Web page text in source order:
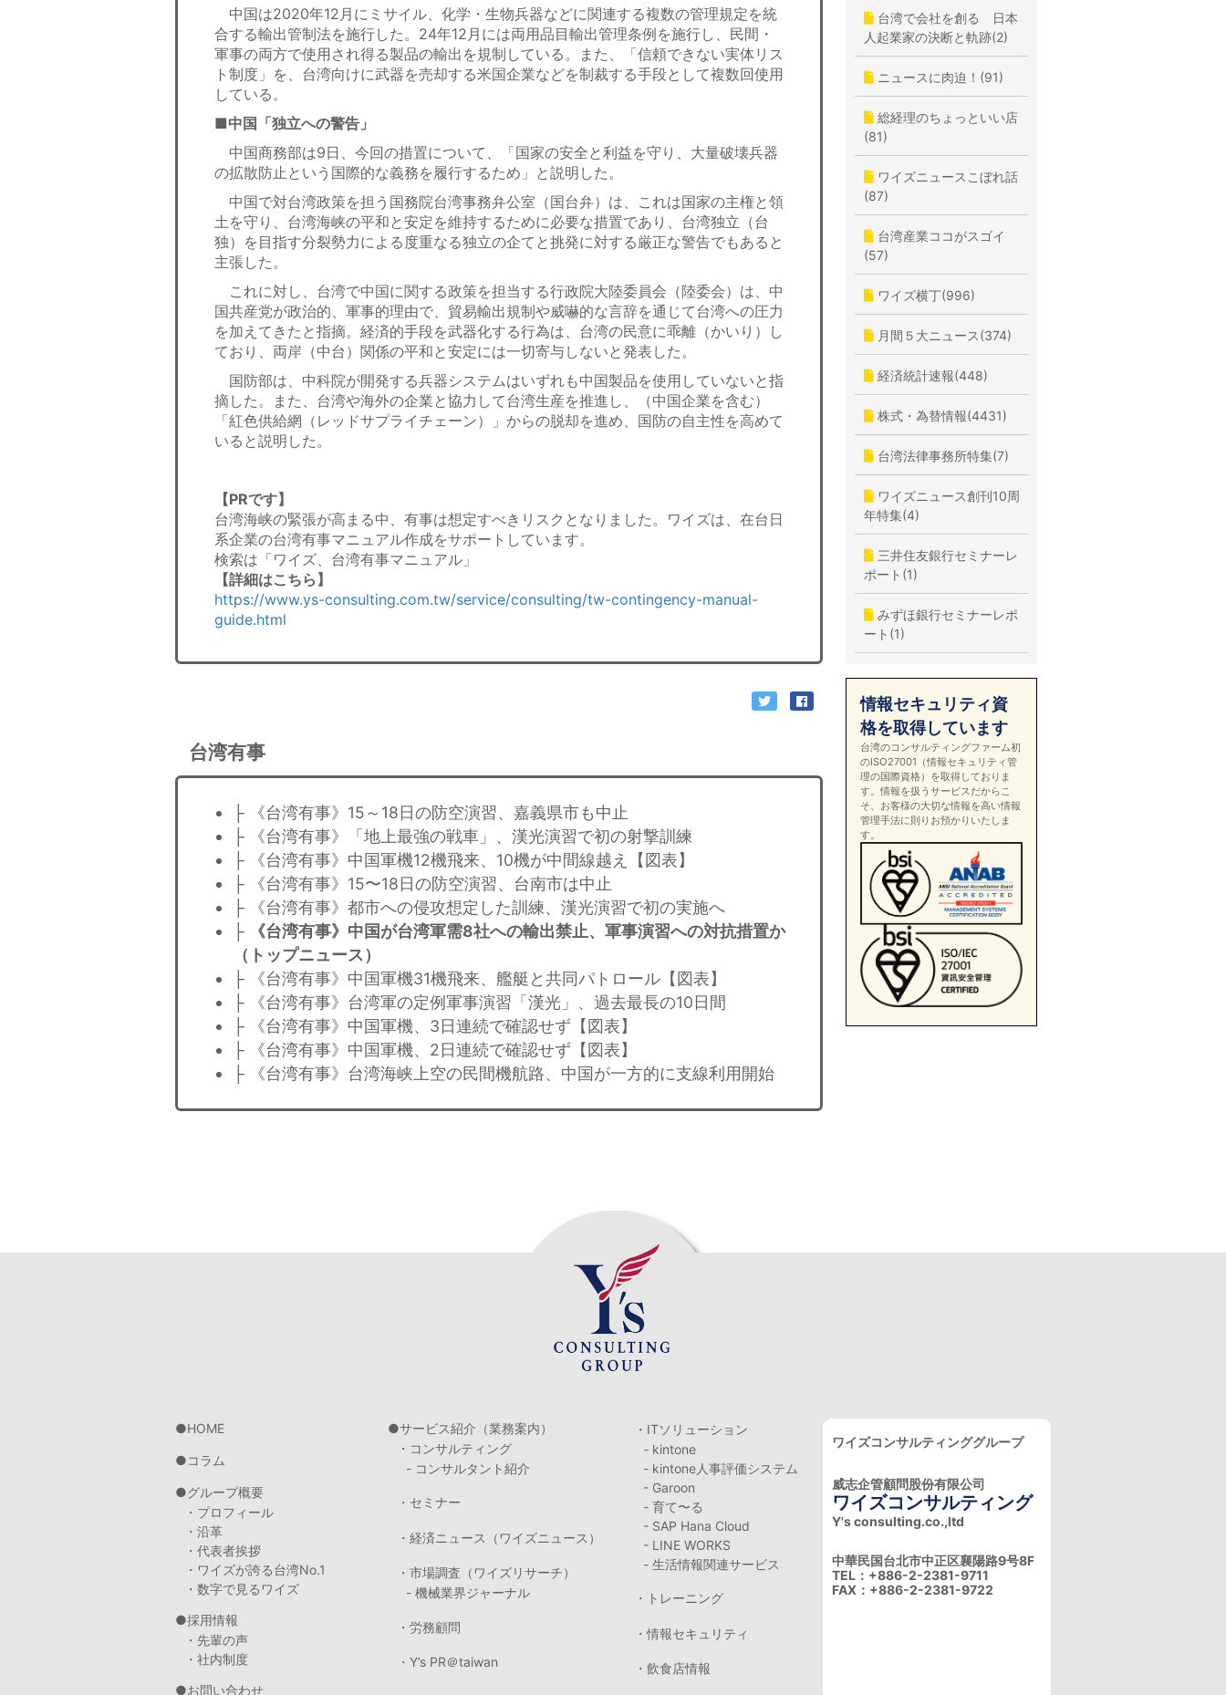
中国は2020年12月にミサイル、化学・生物兵器などに関連する複数の管理規定を統
合する輸出管制法を施行した。24年12月には両用品目輸出管理条例を施行し、民間・
軍事の両方で使用され得る製品の輸出を規制している。また、「信頼できない実体リス
ト制度」を、台湾向けに武器を売却する米国企業などを制裁する手段として複数回使用
している。
■中国「独立への警告」
中国商務部は9日、今回の措置について、「国家の安全と利益を守り、大量破壊兵器
の拡散防止という国際的な義務を履行するため」と説明した。
中国で対台湾政策を担う国務院台湾事務弁公室（国台弁）は、これは国家の主権と領
土を守り、台湾海峡の平和と安定を維持するために必要な措置であり、台湾独立（台
独）を目指す分裂勢力による度重なる独立の企てと挑発に対する厳正な警告でもあると
主張した。
これに対し、台湾で中国に関する政策を担当する行政院大陸委員会（陸委会）は、中
国共産党が政治的、軍事的理由で、貿易輸出規制や威嚇的な言辞を通じて台湾への圧力
を加えてきたと指摘。経済的手段を武器化する行為は、台湾の民意に乖離（かいり）し
ており、両岸（中台）関係の平和と安定には一切寄与しないと発表した。
国防部は、中科院が開発する兵器システムはいずれも中国製品を使用していないと指
摘した。また、台湾や海外の企業と協力して台湾生産を推進し、（中国企業を含む）
「紅色供給網（レッドサプライチェーン）」からの脱却を進め、国防の自主性を高めて
いると説明した。
【PRです】
台湾海峡の緊張が高まる中、有事は想定すべきリスクとなりました。ワイズは、在台日
系企業の台湾有事マニュアル作成をサポートしています。
検索は「ワイズ、台湾有事マニュアル」
【詳細はこちら】
https://www.ys-consulting.com.tw/service/consulting/tw-contingency-manual-
guide.html
台湾有事
├ 《台湾有事》15～18日の防空演習、嘉義県市も中止
├ 《台湾有事》「地上最強の戦車」、漢光演習で初の射撃訓練
├ 《台湾有事》中国軍機12機飛来、10機が中間線越え【図表】
├ 《台湾有事》15〜18日の防空演習、台南市は中止
├ 《台湾有事》都市への侵攻想定した訓練、漢光演習で初の実施へ
├
《台湾有事》中国が台湾軍需8社への輸出禁止、軍事演習への対抗措置か
（トップニュース）
├ 《台湾有事》中国軍機31機飛来、艦艇と共同パトロール【図表】
├ 《台湾有事》台湾軍の定例軍事演習「漢光」、過去最長の10日間
├ 《台湾有事》中国軍機、3日連続で確認せず【図表】
├ 《台湾有事》中国軍機、2日連続で確認せず【図表】
├ 《台湾有事》台湾海峡上空の民間機航路、中国が一方的に支線利用開始
台湾で会社を創る 日本
人起業家の決断と軌跡(2)
ニュースに肉迫！(91)
総経理のちょっといい店
(81)
ワイズニュースこぼれ話
(87)
台湾産業ココがスゴイ
(57)
ワイズ横丁(996)
月間５大ニュース(374)
経済統計速報(448)
株式・為替情報(4431)
台湾法律事務所特集(7)
ワイズニュース創刊10周
年特集(4)
三井住友銀行セミナーレ
ポート(1)
みずほ銀行セミナーレポ
ート(1)
情報セキュリティ資
格を取得しています
台湾のコンサルティングファーム初
のISO27001（情報セキュリティ管
理の国際資格）を取得しておりま
す。情報を扱うサービスだからこ
そ、お客様の大切な情報を高い情報
管理手法に則りお預かりいたしま
す。
HOME
コラム
グループ概要
・プロフィール
・沿革
・代表者挨拶
・ワイズが誇る台湾No.1
・数字で見るワイズ
採用情報
・先輩の声
・社内制度
お問い合わせ
サービス紹介（業務案内）
・コンサルティング
- コンサルタント紹介
・セミナー
・経済ニュース（ワイズニュース）
・市場調査（ワイズリサーチ）
- 機械業界ジャーナル
・労務顧問
・Y’s PR＠taiwan
・ITソリューション
- kintone
- kintone人事評価システム
- Garoon
- 育て〜る
- SAP Hana Cloud
- LINE WORKS
- 生活情報関連サービス
・トレーニング
・情報セキュリティ
・飲食店情報
ワイズコンサルティンググループ
威志企管顧問股份有限公司
ワイズコンサルティング
Y's consulting.co.,ltd
中華民国台北市中正区襄陽路9号8F
TEL：+886-2-2381-9711
FAX：+886-2-2381-9722